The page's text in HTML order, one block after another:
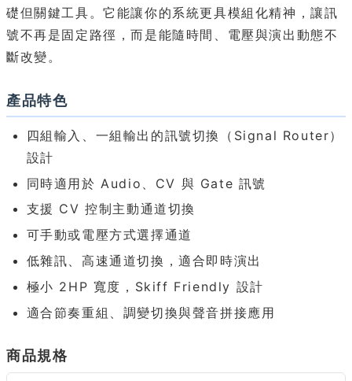
礎但關鍵工具。它能讓你的系統更具模組化精神，讓訊
號不再是固定路徑，而是能隨時間、電壓與演出動態不
斷改變。
產品特色
四組輸入、一組輸出的訊號切換（Signal Router）
設計
同時適用於 Audio、CV 與 Gate 訊號
支援 CV 控制主動通道切換
可手動或電壓方式選擇通道
低雜訊、高速通道切換，適合即時演出
極小 2HP 寬度，Skiff Friendly 設計
適合節奏重組、調變切換與聲音拼接應用
商品規格